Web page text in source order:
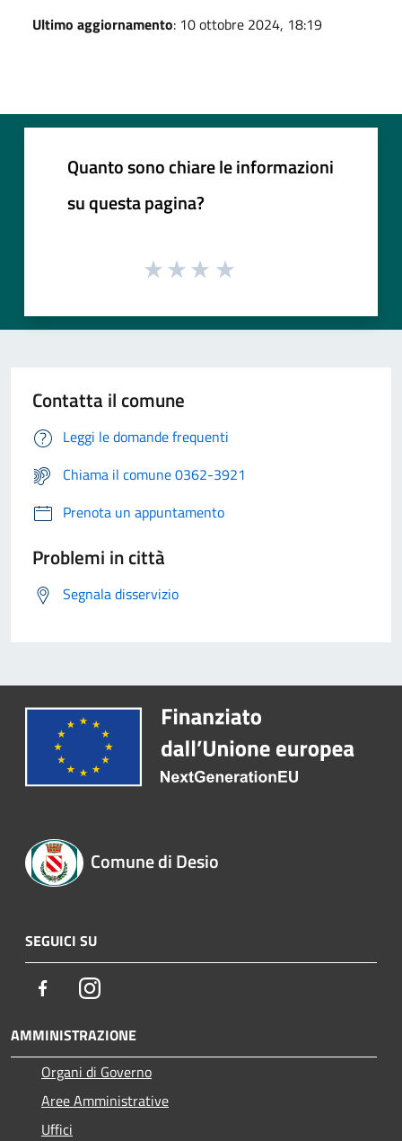
Ultimo aggiornamento: 10 ottobre 2024, 18:19
Quanto sono chiare le informazioni
su questa pagina?
Contatta il comune
Leggi le domande frequenti
Chiama il comune 0362-3921
Prenota un appuntamento
Problemi in città
Segnala disservizio
Comune di Desio
SEGUICI SU
FacebookInstagram
AMMINISTRAZIONE
Organi di Governo
Aree Amministrative
Uffici